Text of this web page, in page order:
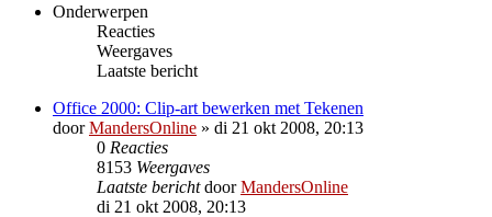
Onderwerpen
Reacties
Weergaves
Laatste bericht
Office 2000: Clip-art bewerken met Tekenen
doorMandersOnline » di 21 okt 2008, 20:13
0 Reacties
8153 Weergaves
Laatste berichtdoorMandersOnline
di 21 okt 2008, 20:13